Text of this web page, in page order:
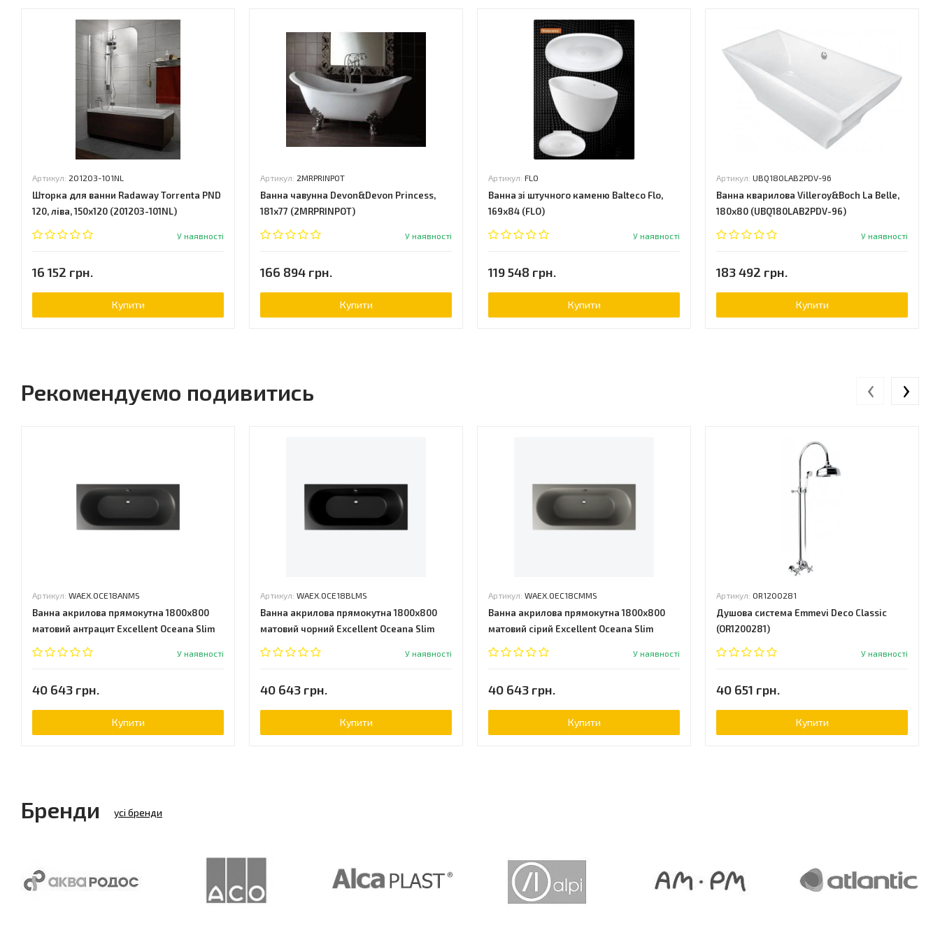
Артикул: 201203-101NL
Шторка для ванни Radaway Torrenta PND
120, ліва, 150x120 (201203-101NL)
У наявності
16 152 грн.
Купити
Артикул: 2MRPRINPOT
Ванна чавунна Devon&Devon Princess,
181x77 (2MRPRINPOT)
У наявності
166 894 грн.
Купити
Артикул: FLO
Ванна зі штучного каменю Balteco Flo,
169х84 (FLO)
У наявності
119 548 грн.
Купити
Артикул: UBQ180LAB2PDV-96
Ванна кварилова Villeroy&Boch La Belle,
180х80 (UBQ180LAB2PDV-96)
У наявності
183 492 грн.
Купити
Рекомендуємо подивитись
Артикул: WAEX.OCE18ANMS
Ванна акрилова прямокутна 1800x800
матовий антрацит Excellent Oceana Slim
У наявності
40 643 грн.
Купити
Артикул: WAEX.OCE18BLMS
Ванна акрилова прямокутна 1800x800
матовий чорний Excellent Oceana Slim
У наявності
40 643 грн.
Купити
Артикул: WAEX.OEC18CMMS
Ванна акрилова прямокутна 1800x800
матовий сірий Excellent Oceana Slim
У наявності
40 643 грн.
Купити
Артикул: OR1200281
Душова система Emmevi Deco Classic
(OR1200281)
У наявності
40 651 грн.
Купити
‹ ›
Бренди усі бренди